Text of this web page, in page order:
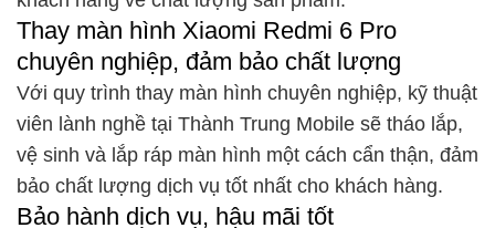
Thay màn hình Xiaomi Redmi 6 Pro
chuyên nghiệp, đảm bảo chất lượng
Với quy trình thay màn hình chuyên nghiệp, kỹ thuật
viên lành nghề tại Thành Trung Mobile sẽ tháo lắp,
vệ sinh và lắp ráp màn hình một cách cẩn thận, đảm
bảo chất lượng dịch vụ tốt nhất cho khách hàng.
Bảo hành dịch vụ, hậu mãi tốt